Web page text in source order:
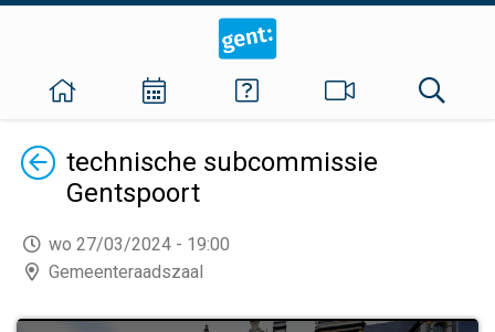
Terugtechnische subcommissie
Gentspoort
wo 27/03/2024 - 19:00
Gemeenteraadszaal